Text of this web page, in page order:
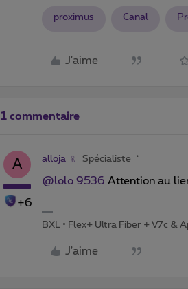
proximus Canal
J'aime
1 commentaire
A
+6
alloja Spécialiste
@lolo 9536 Attention au
BXL • Flex+ Ultra Fiber + V7c &
J'aime